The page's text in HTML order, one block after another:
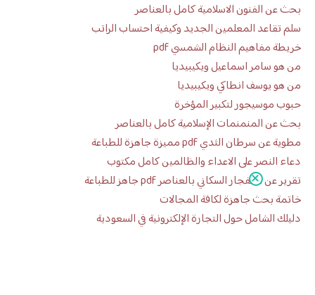
بحث عن الفنون الاسلامية كامل بالعناصر
سلم تقاعد المعلمين الجديد وكيفية احتساب الراتب
خريطة مفاهيم النظام الشمسي pdf
من هو سامر اسماعيل ويكيبيديا
من هو يوسف انطاكي ويكيبيديا
حبوب موسيجور لتكبير المؤخرة
بحث عن المنمنمات الإسلامية كامل بالعناصر
مطوية عن سرطان الثدي pdf مميزة جاهزة للطباعة
دعاء النصر على الاعداء والظالمين كامل مكتوب
تقرير عن الانفجار السكاني بالعناصر pdf جاهز للطباعة
خاتمة بحث جاهزة لكافة المجالات
دليلك الشامل حول التجارة الإلكترونية في السعودية